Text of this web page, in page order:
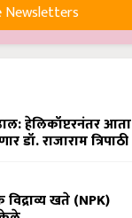
Newsletters
हेलिकॉप्टरनंतर आता
डॉ. राजाराम त्रिपाठी
विद्राव्य खते (NPK)